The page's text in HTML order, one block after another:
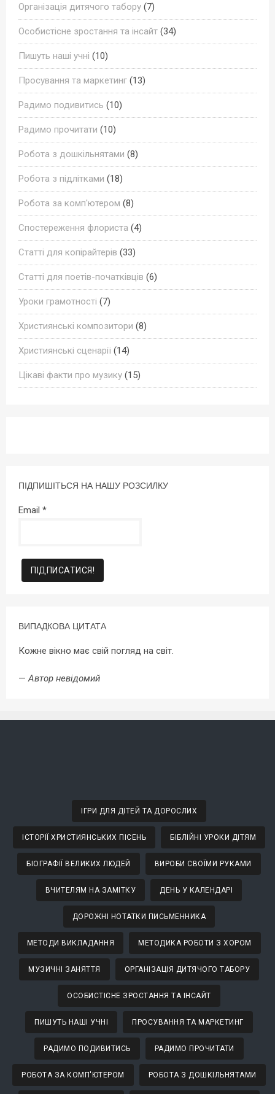
Організація дитячого табору (7)
Особистісне зростання та інсайт (34)
Пишуть наші учні (10)
Просування та маркетинг (13)
Радимо подивитись (10)
Радимо прочитати (10)
Робота з дошкільнятами (8)
Робота з підлітками (18)
Робота за комп'ютером (8)
Спостереження флориста (4)
Статті для копірайтерів (33)
Статті для поетів-початківців (6)
Уроки грамотності (7)
Християнські композитори (8)
Християнські сценарії (14)
Цікаві факти про музику (15)
ПІДПИШІТЬСЯ НА НАШУ РОЗСИЛКУ
Email *
ВИПАДКОВА ЦИТАТА
Кожне вікно має свій погляд на світ.
—Автор невідомий
ІГРИ ДЛЯ ДІТЕЙ ТА ДОРОСЛИХ
ІСТОРІЇ ХРИСТИЯНСЬКИХ ПІСЕНЬ БІБЛІЙНІ УРОКИ ДІТЯМ
БІОГРАФІЇ ВЕЛИКИХ ЛЮДЕЙ ВИРОБИ СВОЇМИ РУКАМИ
ВЧИТЕЛЯМ НА ЗАМІТКУ ДЕНЬ У КАЛЕНДАРІ
ДОРОЖНІ НОТАТКИ ПИСЬМЕННИКА
МЕТОДИ ВИКЛАДАННЯ МЕТОДИКА РОБОТИ З ХОРОМ
МУЗИЧНІ ЗАНЯТТЯ ОРГАНІЗАЦІЯ ДИТЯЧОГО ТАБОРУ
ОСОБИСТІСНЕ ЗРОСТАННЯ ТА ІНСАЙТ
ПИШУТЬ НАШІ УЧНІ ПРОСУВАННЯ ТА МАРКЕТИНГ
РАДИМО ПОДИВИТИСЬ РАДИМО ПРОЧИТАТИ
РОБОТА ЗА КОМП'ЮТЕРОМ РОБОТА З ДОШКІЛЬНЯТАМИ